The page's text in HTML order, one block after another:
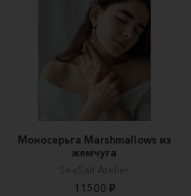
Моносерьга Marshmallows из
жемчуга
SeaSalt Atelier
11500 ₽